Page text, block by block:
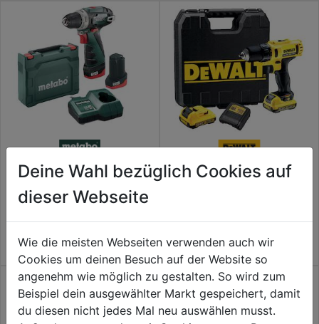
Akku-Bohrschrauber
PowerMaxxBS Basic 12V im
Koffer (2x2,0 Ah)
Akku-Bohrschrauber 10,8 V 2x
2,0 Ah DCD710D2
Deine Wahl bezüglich Cookies auf
dieser Webseite
Wie die meisten Webseiten verwenden auch wir
Cookies um deinen Besuch auf der Website so
angenehm wie möglich zu gestalten. So wird zum
Beispiel dein ausgewählter Markt gespeichert, damit
du diesen nicht jedes Mal neu auswählen musst.